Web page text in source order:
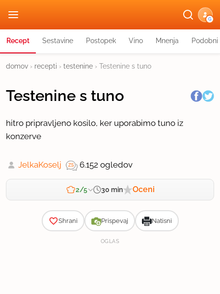
G
Recept Sestavine Postopek Vino Mnenja
domov › recepti › testenine › Testenine s tuno
Testenine s tuno
hitro pripravljeno kosilo, ker uporabimo tuno iz
konzerve
JelkaKoselj 6.152 ogledov
2/5 30 min Oceni
Shrani Prispevaj Natisni
OGLAS